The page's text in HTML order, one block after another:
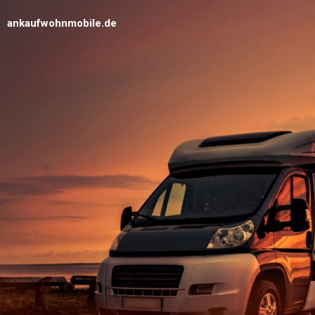
ankaufwohnmobile.de